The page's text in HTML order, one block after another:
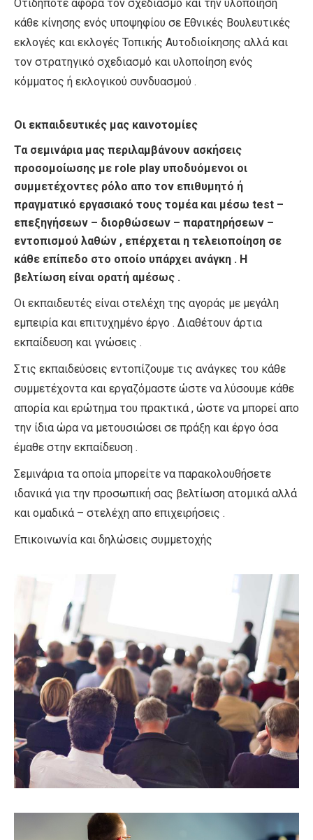
Οτιδήποτε αφορά τον σχεδιασμό και την υλοποίηση
κάθε κίνησης ενός υποψηφίου σε Εθνικές Βουλευτικές
εκλογές και εκλογές Τοπικής Αυτοδιοίκησης αλλά και
τον στρατηγικό σχεδιασμό και υλοποίηση ενός
κόμματος ή εκλογικού συνδυασμού .
Οι εκπαιδευτικές μας καινοτομίες
Τα σεμινάρια μας περιλαμβάνουν ασκήσεις
προσομοίωσης με role play υποδυόμενοι οι
συμμετέχοντες ρόλο απο τον επιθυμητό ή
πραγματικό εργασιακό τους τομέα και μέσω test –
επεξηγήσεων – διορθώσεων – παρατηρήσεων –
εντοπισμού λαθών , επέρχεται η τελειοποίηση σε
κάθε επίπεδο στο οποίο υπάρχει ανάγκη . Η
βελτίωση είναι ορατή αμέσως .
Οι εκπαιδευτές είναι στελέχη της αγοράς με μεγάλη
εμπειρία και επιτυχημένο έργο . Διαθέτουν άρτια
εκπαίδευση και γνώσεις .
Στις εκπαιδεύσεις εντοπίζουμε τις ανάγκες του κάθε
συμμετέχοντα και εργαζόμαστε ώστε να λύσουμε κάθε
απορία και ερώτημα του πρακτικά , ώστε να μπορεί απο
την ίδια ώρα να μετουσιώσει σε πράξη και έργο όσα
έμαθε στην εκπαίδευση .
Σεμινάρια τα οποία μπορείτε να παρακολουθήσετε
ιδανικά για την προσωπική σας βελτίωση ατομικά αλλά
και ομαδικά – στελέχη απο επιχειρήσεις .
Επικοινωνία και δηλώσεις συμμετοχής